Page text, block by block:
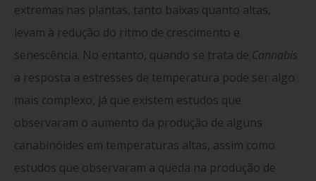
extremas nas plantas, tanto baixas quanto altas,
levam à redução do ritmo de crescimento e
senescência. No entanto, quando se trata de Cannabis
a resposta a estresses de temperatura pode ser algo
mais complexo, já que existem estudos que
observaram o aumento da produção de alguns
canabinóides em temperaturas altas, assim como
estudos que observaram a queda na produção de